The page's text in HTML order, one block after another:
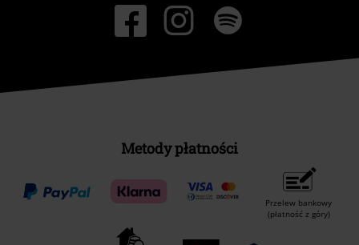
Metody płatności
Przelew bankowy
(płatność z góry)